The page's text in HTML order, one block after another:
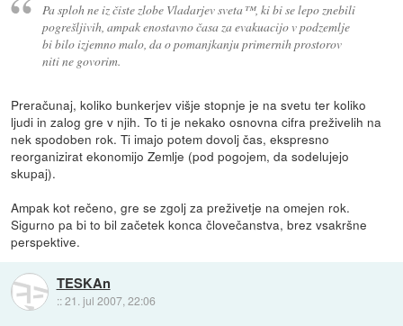
Pa sploh ne iz čiste zlobe Vladarjev sveta™, ki bi se lepo znebili
pogrešljivih, ampak enostavno časa za evakuacijo v podzemlje
bi bilo izjemno malo, da o pomanjkanju primernih prostorov
niti ne govorim.
Preračunaj, koliko bunkerjev višje stopnje je na svetu ter koliko
ljudi in zalog gre v njih. To ti je nekako osnovna cifra preživelih na
nek spodoben rok. Ti imajo potem dovolj čas, ekspresno
reorganizirat ekonomijo Zemlje (pod pogojem, da sodelujejo
skupaj).
Ampak kot rečeno, gre se zgolj za preživetje na omejen rok.
Sigurno pa bi to bil začetek konca človečanstva, brez vsakršne
perspektive.
TESKAn
::21. jul 2007, 22:06